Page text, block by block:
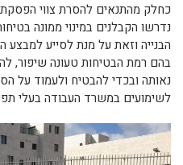
כחלק מהתנאים להסרת צווי
נדרשו הקבלנים במינוי ממונה
הבנייה וזאת על מנת לסייע למבצע
בהם רמת הבטיחות טעונה שיפור,
נאותה ובכדי להבטיח ולעמוד על
לשימועים במשרד העבודה בעלי